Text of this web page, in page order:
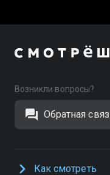
Возникли вопросы?
Обратная
Как смотреть